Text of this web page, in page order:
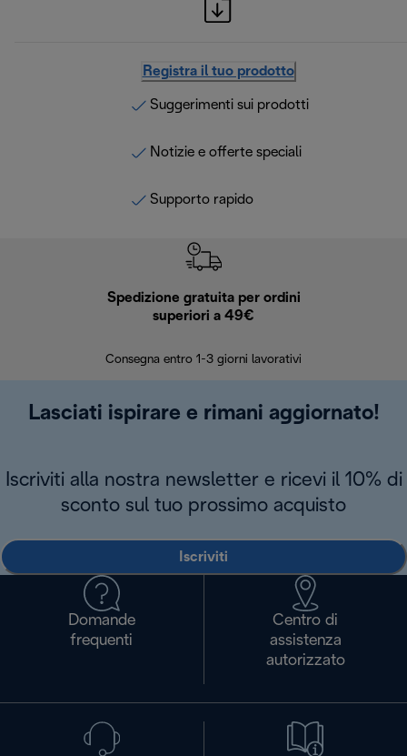
Registra il tuo prodotto
Suggerimenti sui prodotti
Notizie e offerte speciali
Supporto rapido
Spedizione gratuita per ordini
superiori a 49€
Consegna entro 1-3 giorni lavorativi
Lasciati ispirare e rimani aggiornato!
Iscriviti alla nostra newsletter e ricevi il 10% di
sconto sul tuo prossimo acquisto
Iscriviti
Domande
frequenti
Centro di
assistenza
autorizzato